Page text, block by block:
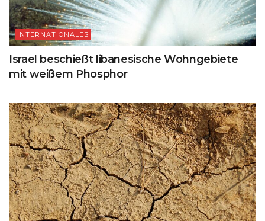
INTERNATIONALES
Israel beschießt libanesische Wohngebiete
mit weißem Phosphor